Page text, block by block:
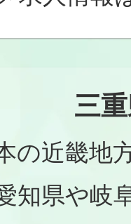
三
の近畿地
知県や岐